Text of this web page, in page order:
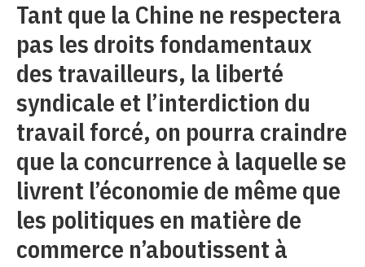
Tant que la Chine ne respectera
pas les droits fondamentaux
des travailleurs, la liberté
syndicale et l’interdiction du
travail forcé, on pourra craindre
que la concurrence à laquelle se
livrent l’économie de même que
les politiques en matière de
commerce n’aboutissent à